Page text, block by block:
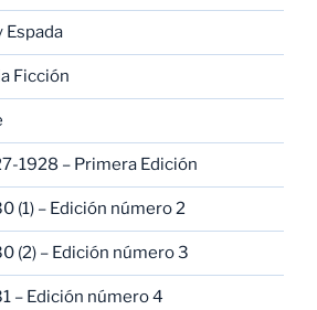
Espada
Ficción
1928 – Primera Edición
(1) – Edición número 2
(2) – Edición número 3
– Edición número 4